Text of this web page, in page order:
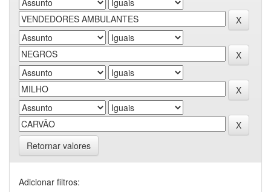
Retornar valores
Adicionar filtros: